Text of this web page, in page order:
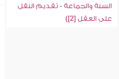
السنة والجماعة - تقديم النقل
على العقل [2])